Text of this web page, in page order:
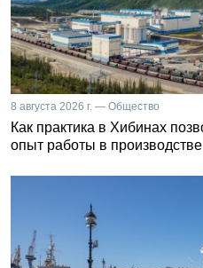
8 августа 2026 г. — Общество
Как практика в Хибинах
опыт работы в